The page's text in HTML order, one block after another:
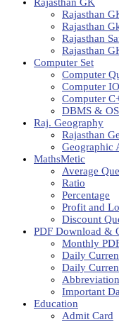
Rajasthan
Rajasthan
Rajasthan
Rajasthan
Computer Set
Computer
Computer
Computer
DBMS &
Raj. Geography
Rajasthan
Geographic
MathsMetic
Average
Ratio
Percentage
Profit and
Discount
PDF Download &
Monthly
Daily
Daily
Important
Education
Admit Card